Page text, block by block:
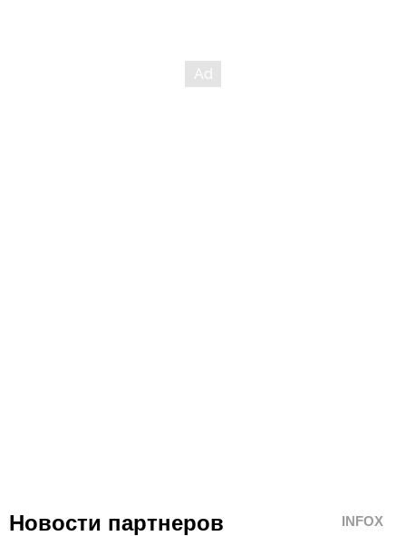
Новости партнеров INFOX